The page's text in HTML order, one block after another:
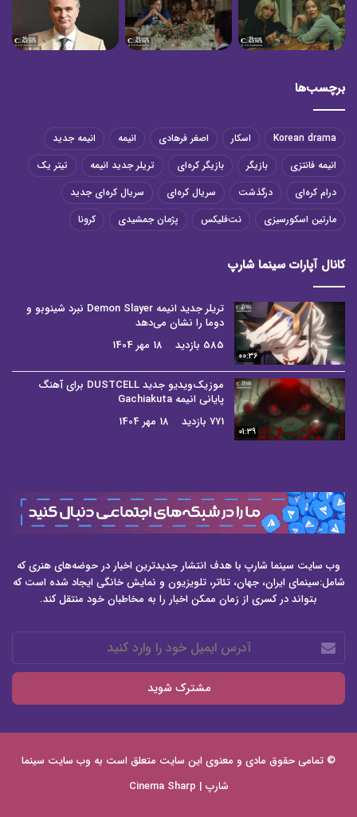
برچسب‌ها
Korean drama اسکار اصغر فرهادی انیمه
انیمه جدید
انیمه فانتزی
بازیگر بازیگر کره‌ای تریلر جدید انیمه
تیتر یک
درام کره‌ای
درگذشت سریال کره‌ای
سریال کره‌ای جدید
مارتین اسکورسیزی
نت‌فلیکس پژمان جمشیدی کرونا
کانال آپارات سینما شارپ
00:36
تریلر جدید انیمه Demon Slayer نبرد شینوبو و
دوما را نشان می‌دهد
585 بازدید
18 مهر 1404
01:39
موزیک‌ویدیو جدید DUSTCELL برای آهنگ
پایانی انیمه Gachiakuta
771 بازدید
18 مهر 1404
وب سایت سینما شارپ با هدف انتشار جدیدترین اخبار در حوضه‌های هنری که
شامل:سینمای ایران، جهان، تئاتر، تلویزیون و نمایش خانگی ایجاد شده است که
بتواند در کسری از زمان ممکن اخبار را به مخاطبان خود منتقل کند.
آدرس
ایمیل
خود
وارد
© تمامی حقوق مادی و معنوی این سایت متعلق است به وب سایت سینما
شارپ | Cinema Sharp